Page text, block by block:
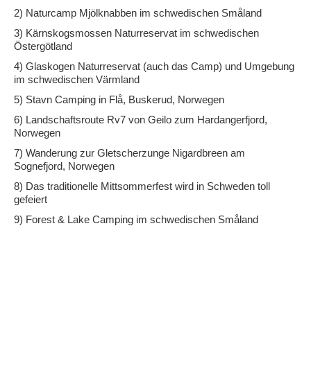
2) Naturcamp Mjölknabben im schwedischen Småland
3) Kärnskogsmossen Naturreservat im schwedischen
Östergötland
4) Glaskogen Naturreservat (auch das Camp) und Umgebung
im schwedischen Värmland
5) Stavn Camping in Flå, Buskerud, Norwegen
6) Landschaftsroute Rv7 von Geilo zum Hardangerfjord,
Norwegen
7) Wanderung zur Gletscherzunge Nigardbreen am
Sognefjord, Norwegen
8) Das traditionelle Mittsommerfest wird in Schweden toll
gefeiert
9) Forest & Lake Camping im schwedischen Småland